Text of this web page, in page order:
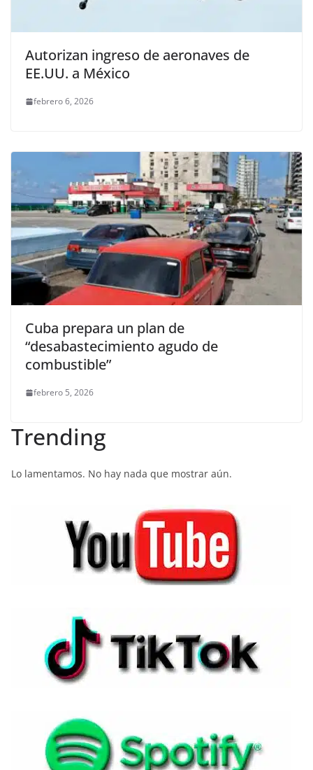
Autorizan ingreso de aeronaves de
EE.UU. a México
febrero 6, 2026
Cuba prepara un plan de
“desabastecimiento agudo de
combustible”
febrero 5, 2026
Trending
Lo lamentamos. No hay nada que mostrar aún.